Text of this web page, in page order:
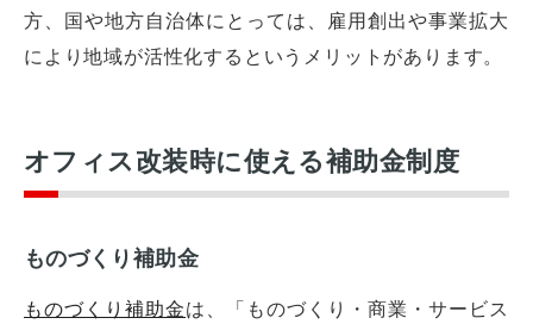
方、国や地方自治体にとっては、雇用創出や事業拡大
により地域が活性化するというメリットがあります。
オフィス改装時に使える補助金制度
ものづくり補助金
ものづくり補助金は、「ものづくり・商業・サービス